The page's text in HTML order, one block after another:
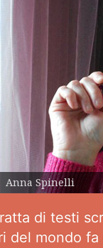
Anna Spinelli
di testi
del mondo